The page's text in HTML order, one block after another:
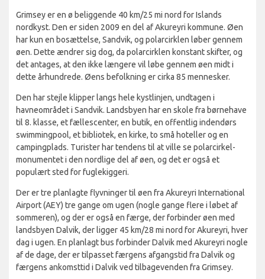
Grimsey er en ø beliggende 40 km/25 mi nord for Islands
nordkyst. Den er siden 2009 en del af Akureyri kommune. Øen
har kun en bosættelse, Sandvik, og polarcirklen løber gennem
øen. Dette ændrer sig dog, da polarcirklen konstant skifter, og
det antages, at den ikke længere vil løbe gennem øen midt i
dette århundrede. Øens befolkning er cirka 85 mennesker.
Den har stejle klipper langs hele kystlinjen, undtagen i
havneområdet i Sandvik. Landsbyen har en skole fra børnehave
til 8. klasse, et fællescenter, en butik, en offentlig indendørs
swimmingpool, et bibliotek, en kirke, to små hoteller og en
campingplads. Turister har tendens til at ville se polarcirkel-
monumentet i den nordlige del af øen, og det er også et
populært sted for fuglekiggeri.
Der er tre planlagte flyvninger til øen fra Akureyri International
Airport (AEY) tre gange om ugen (nogle gange flere i løbet af
sommeren), og der er også en færge, der forbinder øen med
landsbyen Dalvik, der ligger 45 km/28 mi nord for Akureyri, hver
dag i ugen. En planlagt bus forbinder Dalvik med Akureyri nogle
af de dage, der er tilpasset færgens afgangstid fra Dalvik og
færgens ankomsttid i Dalvik ved tilbagevenden fra Grimsey.